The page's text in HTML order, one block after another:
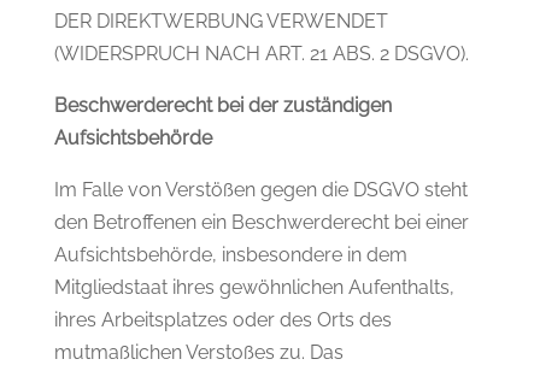
DER DIREKTWERBUNG VERWENDET
(WIDERSPRUCH NACH ART. 21 ABS. 2 DSGVO).
Beschwerderecht bei der zuständigen
Aufsichtsbehörde
Im Falle von Verstößen gegen die DSGVO steht
den Betroffenen ein Beschwerderecht bei einer
Aufsichtsbehörde, insbesondere in dem
Mitgliedstaat ihres gewöhnlichen Aufenthalts,
ihres Arbeitsplatzes oder des Orts des
mutmaßlichen Verstoßes zu. Das